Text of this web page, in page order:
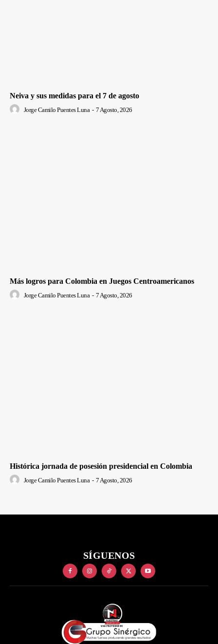
Neiva y sus medidas para el 7 de agosto
Jorge Camilo Puentes Luna - 7 Agosto, 2026
Más logros para Colombia en Juegos Centroamericanos
Jorge Camilo Puentes Luna - 7 Agosto, 2026
Histórica jornada de posesión presidencial en Colombia
Jorge Camilo Puentes Luna - 7 Agosto, 2026
SÍGUENOS